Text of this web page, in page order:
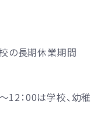
の長期休業期間
12：00は学校、幼稚